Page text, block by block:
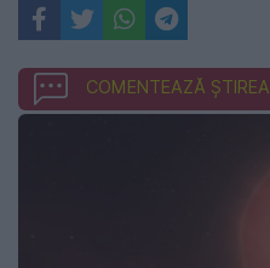
COMENTEAZĂ ȘTIREA